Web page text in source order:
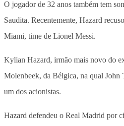
O jogador de 32 anos também tem
Saudita. Recentemente, Hazard
Miami, time de Lionel Messi.
Kylian Hazard, irmão mais novo do
Molenbeek, da Bélgica, na qual John
um dos acionistas.
Hazard defendeu o Real Madrid por